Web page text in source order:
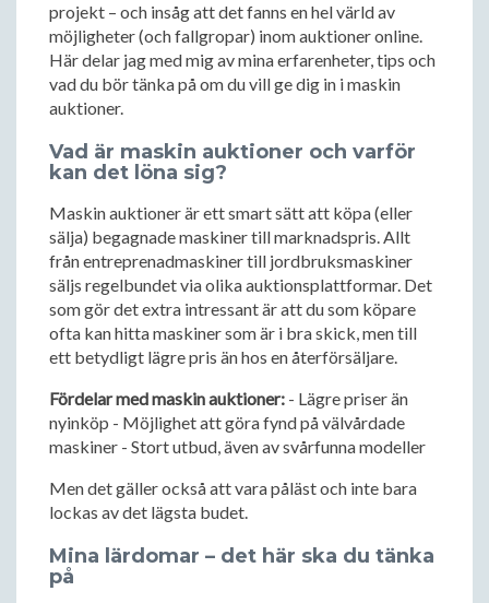
projekt – och insåg att det fanns en hel värld av
möjligheter (och fallgropar) inom auktioner online.
Här delar jag med mig av mina erfarenheter, tips och
vad du bör tänka på om du vill ge dig in i maskin
auktioner.
Vad är maskin auktioner och varför
kan det löna sig?
Maskin auktioner är ett smart sätt att köpa (eller
sälja) begagnade maskiner till marknadspris. Allt
från entreprenadmaskiner till jordbruksmaskiner
säljs regelbundet via olika auktionsplattformar. Det
som gör det extra intressant är att du som köpare
ofta kan hitta maskiner som är i bra skick, men till
ett betydligt lägre pris än hos en återförsäljare.
Fördelar med maskin auktioner: - Lägre priser än
nyinköp - Möjlighet att göra fynd på välvårdade
maskiner - Stort utbud, även av svårfunna modeller
Men det gäller också att vara påläst och inte bara
lockas av det lägsta budet.
Mina lärdomar – det här ska du tänka
på